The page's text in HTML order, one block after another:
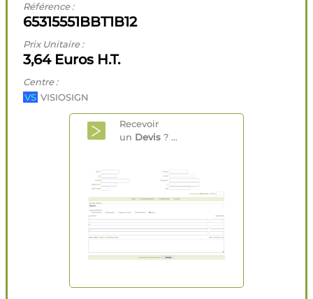
Référence :
65315551BBT1B12
Prix Unitaire :
3,64 Euros H.T.
Centre :
VS VISIOSIGN
Recevoir
un Devis ? ...